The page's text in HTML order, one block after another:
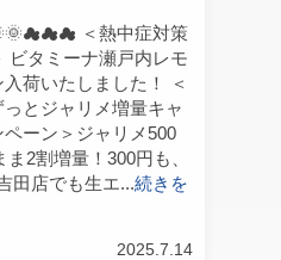
＜熱中症対策
ビタミーナ瀬戸内レモ
入荷いたしました！ ＜
っとジャリメ増量キャ
ペーン＞ジャリメ500
2割増量！300円も、
田店でも生エ...続きを
2025.7.14